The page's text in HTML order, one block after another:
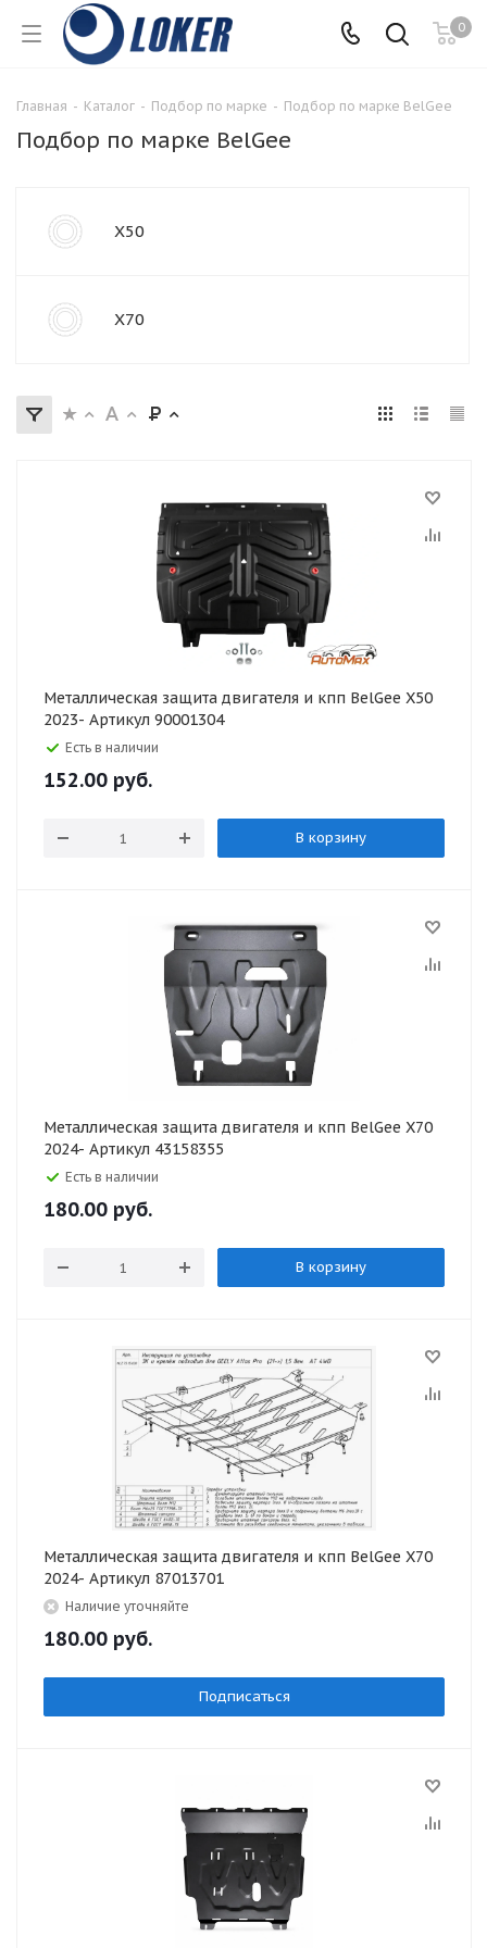
0
Главная - Каталог - Подбор по марке - Подбор по марке BelGee
Подбор по марке BelGee
X50
X70
Металлическая защита двигателя и кпп BelGee X50
2023- Артикул 90001304
Есть в наличии
152.00 руб.
В корзину
Металлическая защита двигателя и кпп BelGee X70
2024- Артикул 43158355
Есть в наличии
180.00 руб.
В корзину
Металлическая защита двигателя и кпп BelGee X70
2024- Артикул 87013701
Наличие уточняйте
180.00 руб.
Подписаться